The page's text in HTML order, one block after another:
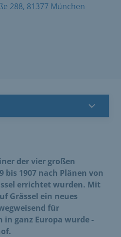
288, 81377 München
der vier großen
bis 1907 nach Plänen von
errichtet wurden. Mit
Grässel ein neues
für
in ganz Europa wurde -